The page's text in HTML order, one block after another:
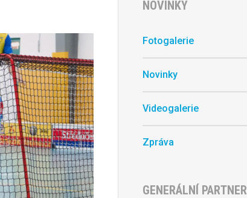
NOVINKY
Fotogalerie
Novinky
Videogalerie
Zpráva
GENERÁLNÍ PARTNER